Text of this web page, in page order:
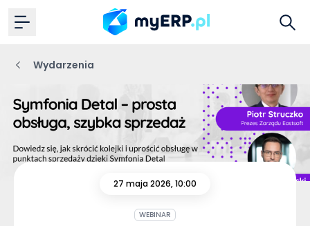
Wydarzenia
27 maja 2026, 10:00
WEBINAR